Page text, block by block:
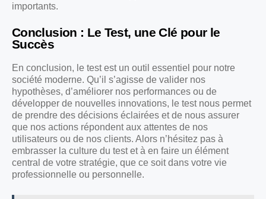
importants.
Conclusion : Le Test, une Clé pour le
Succès
En conclusion, le test est un outil essentiel pour notre
société moderne. Qu’il s’agisse de valider nos
hypothèses, d’améliorer nos performances ou de
développer de nouvelles innovations, le test nous permet
de prendre des décisions éclairées et de nous assurer
que nos actions répondent aux attentes de nos
utilisateurs ou de nos clients. Alors n’hésitez pas à
embrasser la culture du test et à en faire un élément
central de votre stratégie, que ce soit dans votre vie
professionnelle ou personnelle.